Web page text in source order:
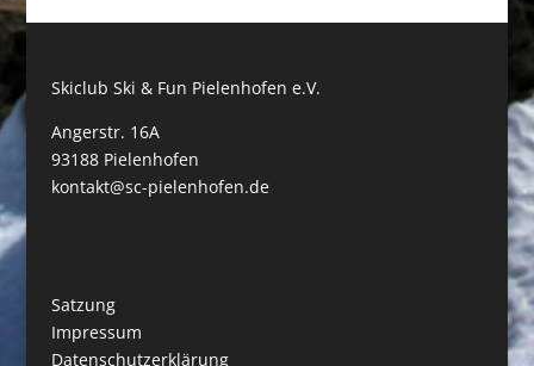
Skiclub Ski & Fun Pielenhofen e.V.
Angerstr. 16A
93188 Pielenhofen
kontakt@sc-pielenhofen.de
Satzung
Impressum
Datenschutzerklärung